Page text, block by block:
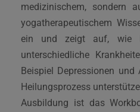
medizinischem, sondern
yogatherapeutischem
ein und zeigt auf, wie
unterschiedliche
Beispiel Depressionen
Heilungsprozess
Ausbildung ist das